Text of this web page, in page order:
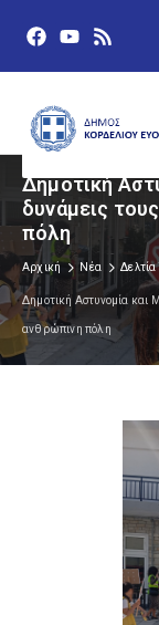
Δημοτική
δυνάμεις
πόλη
Αρχική Νέα Δελτία
Δημοτική Αστυνομία και
ανθρώπινη πόλη